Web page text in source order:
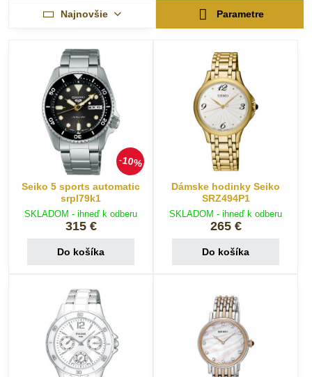
Najnovšie Parametre
10%
Seiko 5 sports automatic
srpl79k1
SKLADOM - ihneď k odberu
315 €
Do košíka
Dámske hodinky Seiko
SRZ494P1
SKLADOM - ihneď k odberu
265 €
Do košíka